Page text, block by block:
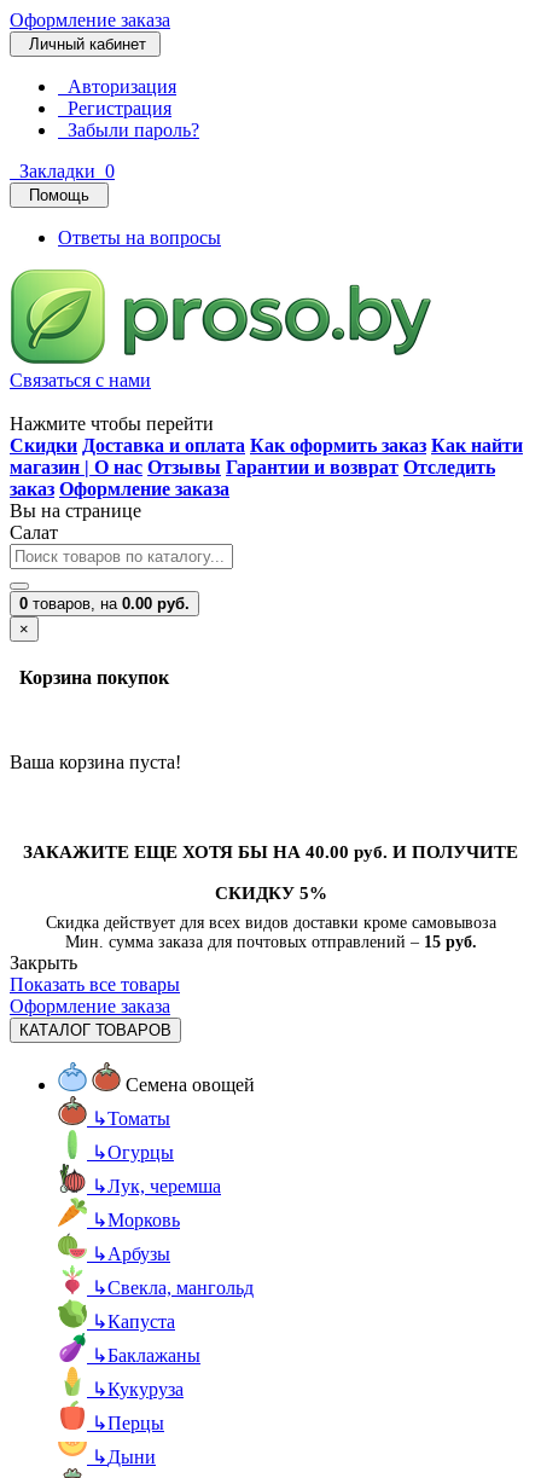
Оформление заказа
Личный кабинет
Авторизация
Регистрация
Забыли пароль?
Закладки 0
Помощь
Ответы на вопросы
Связаться с нами
Нажмите чтобы перейти
Скидки Доставка и оплата Как оформить заказ Как найти
магазин | О нас Отзывы Гарантии и возврат Отследить
заказ Оформление заказа
Вы на странице
Салат
0 товаров, на 0.00 руб.
×
Корзина покупок
Ваша корзина пуста!
ЗАКАЖИТЕ ЕЩЕ ХОТЯ БЫ НА 40.00 руб. И ПОЛУЧИТЕ
СКИДКУ 5%
Скидка действует для всех видов доставки кроме самовывоза
Мин. сумма заказа для почтовых отправлений – 15 руб.
Закрыть
Показать все товары
Оформление заказа
КАТАЛОГ ТОВАРОВ
Семена овощей
↳Томаты
↳Огурцы
↳Лук, черемша
↳Морковь
↳Арбузы
↳Свекла, мангольд
↳Капуста
↳Баклажаны
↳Кукуруза
↳Перцы
↳Дыни